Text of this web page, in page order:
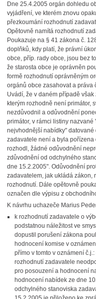
Dne 25.4.2005 orgán dohledu
vyjádření, ve kterém znovu
přezkoumání rozhodnutí
Opětovně namítá rozhodnutí
Poukazuje na § 41 zákona č.
doplňků, kdy platí, že právní
obce, příp. rady obce, jsou bez
že starosta obce je oprávněn
formě rozhodnutí oprávněným
orgánů obce zasahovat a práva
Uvádí, že v daném případě
kterým rozhodně není primátor,
nezdůvodnil a odůvodnění
primátor, v rámci listiny
nejvhodnější nabídky"
zadavatele není a byla
rozhodl, žádné odůvodnění
zdůvodnění od odchylného
dne 15.2.2005". Odůvodnění
zadavatelem, jak ukládá zákon,
rozhodnutí. Dále opětovně
označen dle výpisu z
K návrhu uchazeče Marius
k rozhodnutí zadavatele o
podstatnou náležitost ve
dopustil porušení zákona
hodnocení komise v
přímo v tomto v oznámení
rozhodnutí zadavatele
pro posouzení a hodnocení
hodnocení nabídek ze dne
odchylného stanoviska